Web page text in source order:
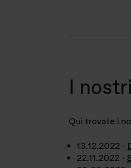
I nostri
Qui trovate i
13.12.2022 -
22.11.2022 -